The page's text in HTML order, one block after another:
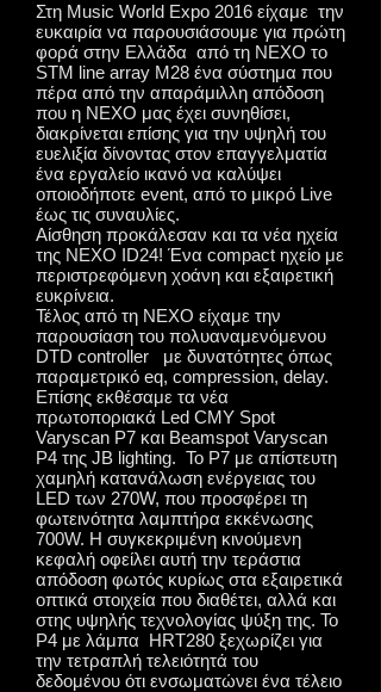
Στη Music World Expo 2016 είχαμε την
ευκαιρία να παρουσιάσουμε για πρώτη
φορά στην Ελλάδα από τη NEXO το
STM line array M28 ένα σύστημα που
πέρα από την απαράμιλλη απόδοση
που η ΝΕΧΟ μας έχει συνηθίσει,
διακρίνεται επίσης για την υψηλή του
ευελιξία δίνοντας στον επαγγελματία
ένα εργαλείο ικανό να καλύψει
οποιοδήποτε event, από το μικρό Live
έως τις συναυλίες.
Αίσθηση προκάλεσαν και τα νέα ηχεία
της NEXO ID24! Ένα compact ηχείο με
περιστρεφόμενη χοάνη και εξαιρετική
ευκρίνεια.
Τέλος από τη NEXO είχαμε την
παρουσίαση του πολυαναμενόμενου
DTD controller με δυνατότητες όπως
παραμετρικό eq, compression, delay.
Επίσης εκθέσαμε τα νέα
πρωτοποριακά Led CMY Spot
Varyscan P7 και Beamspot Varyscan
P4 της JB lighting. Το P7 με απίστευτη
χαμηλή κατανάλωση ενέργειας του
LED των 270W, που προσφέρει τη
φωτεινότητα λαμπτήρα εκκένωσης
700W. Η συγκεκριμένη κινούμενη
κεφαλή οφείλει αυτή την τεράστια
απόδοση φωτός κυρίως στα εξαιρετικά
οπτικά στοιχεία που διαθέτει, αλλά και
στης υψηλής τεχνολογίας ψύξη της. Το
P4 με λάμπα HRT280 ξεχωρίζει για
την τετραπλή τελειότητά του
δεδομένου ότι ενσωματώνει ένα τέλειο